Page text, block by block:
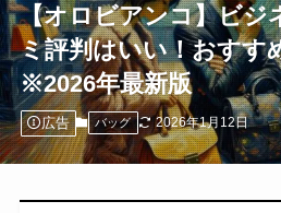
【オロビアンコ】ビジ
ミ評判はいい！おすす
※2026年最新版
広告 バッグ 2026年1月12日